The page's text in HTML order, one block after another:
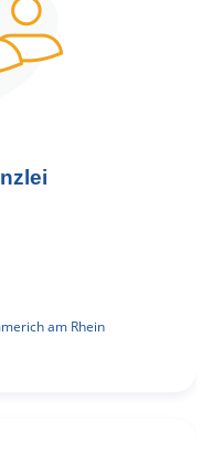
am Rhein